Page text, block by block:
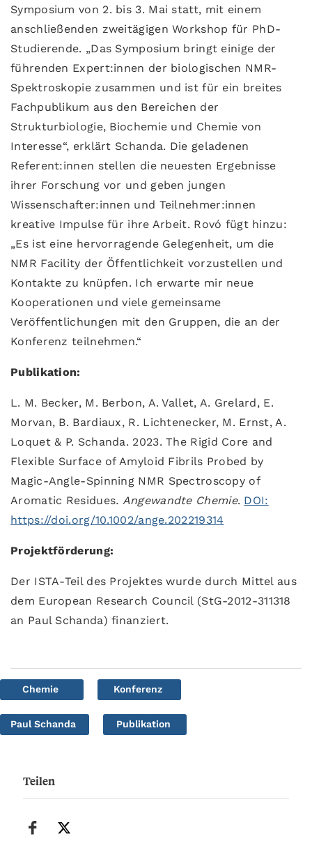
Symposium von 2. bis 3. Mai statt, mit einem
anschließenden zweitägigen Workshop für PhD-
Studierende. „Das Symposium bringt einige der
führenden Expert:innen der biologischen NMR-
Spektroskopie zusammen und ist für ein breites
Fachpublikum aus den Bereichen der
Strukturbiologie, Biochemie und Chemie von
Interesse“, erklärt Schanda. Die geladenen
Referent:innen stellen die neuesten Ergebnisse
ihrer Forschung vor und geben jungen
Wissenschafter:innen und Teilnehmer:innen
kreative Impulse für ihre Arbeit. Rovó fügt hinzu:
„Es ist eine hervorragende Gelegenheit, um die
NMR Facility der Öffentlichkeit vorzustellen und
Kontakte zu knüpfen. Ich erwarte mir neue
Kooperationen und viele gemeinsame
Veröffentlichungen mit den Gruppen, die an der
Konferenz teilnehmen.“
Publikation:
L. M. Becker, M. Berbon, A. Vallet, A. Grelard, E.
Morvan, B. Bardiaux, R. Lichtenecker, M. Ernst, A.
Loquet & P. Schanda. 2023. The Rigid Core and
Flexible Surface of Amyloid Fibrils Probed by
Magic-Angle-Spinning NMR Spectroscopy of
Aromatic Residues. Angewandte Chemie. DOI:
https://doi.org/10.1002/ange.202219314
Projektförderung:
Der ISTA-Teil des Projektes wurde durch Mittel aus
dem European Research Council (StG-2012-311318
an Paul Schanda) finanziert.
Chemie Konferenz
Paul Schanda Publikation
Teilen